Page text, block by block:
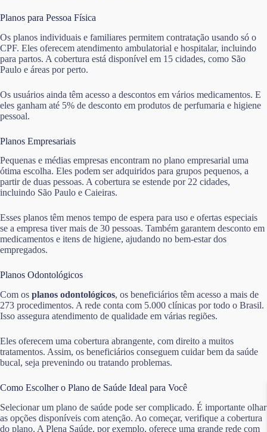
Planos para Pessoa Física
Os planos individuais e familiares permitem contratação usando só o
CPF. Eles oferecem atendimento ambulatorial e hospitalar, incluindo
para partos. A cobertura está disponível em 15 cidades, como São
Paulo e áreas por perto.
Os usuários ainda têm acesso a descontos em vários medicamentos. E
eles ganham até 5% de desconto em produtos de perfumaria e higiene
pessoal.
Planos Empresariais
Pequenas e médias empresas encontram no plano empresarial uma
ótima escolha. Eles podem ser adquiridos para grupos pequenos, a
partir de duas pessoas. A cobertura se estende por 22 cidades,
incluindo São Paulo e Caieiras.
Esses planos têm menos tempo de espera para uso e ofertas especiais
se a empresa tiver mais de 30 pessoas. Também garantem desconto em
medicamentos e itens de higiene, ajudando no bem-estar dos
empregados.
Planos Odontológicos
Com os planos odontológicos, os beneficiários têm acesso a mais de
273 procedimentos. A rede conta com 5.000 clínicas por todo o Brasil.
Isso assegura atendimento de qualidade em várias regiões.
Eles oferecem uma cobertura abrangente, com direito a muitos
tratamentos. Assim, os beneficiários conseguem cuidar bem da saúde
bucal, seja prevenindo ou tratando problemas.
Como Escolher o Plano de Saúde Ideal para Você
Selecionar um plano de saúde pode ser complicado. É importante olhar
as opções disponíveis com atenção. Ao começar, verifique a cobertura
do plano. A Plena Saúde, por exemplo, oferece uma grande rede com